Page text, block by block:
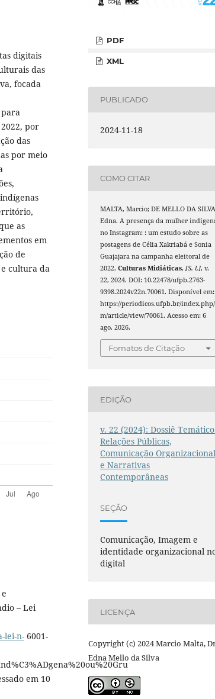
digitais
das
focada
para
por
das
por meio
as
em
de
cultura da
– Lei
lei-n- 6001-
em 10
PDF
XML
PUBLICADO
2024-11-18
COMO CITAR
MALTA, Marcio; DE MELLO DA
Edna. A presença da mulher
no Instagram: : um estudo sobre as
postagens de Célia Xakriabá e Sonia
Guajajara na campanha eleitoral de
2022.Culturas Midiáticas,[S. l.], v.
22, 2024. DOI: 10.22478/ufpb.2763-
9398.2024v22n.70061. Disponível em:
https://periodicos.ufpb.br/
m/article/view/70061. Acesso em: 6
ago. 2026.
Fomatos de Citação
EDIÇÃO
v. 22 (2024): Dossiê
Relações Públicas,
Comunicação Organizacional
e Narrativas
Contemporâneas
SEÇÃO
Comunicação, Imagem e
identidade organizacional
digital
LICENÇA
Copyright (c) 2024 Marcio Malta,
Edna Mello da Silva